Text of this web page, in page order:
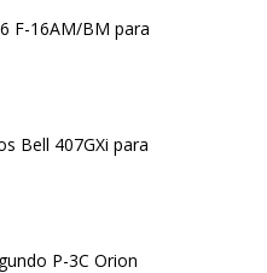
F-16AM/BM para
Bell 407GXi para
P-3C Orion